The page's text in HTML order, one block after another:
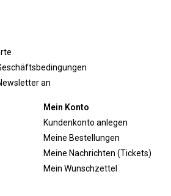
an
Mein Konto
Kundenkonto anlegen
Meine Bestellungen
Meine Nachrichten (Tickets)
Mein Wunschzettel